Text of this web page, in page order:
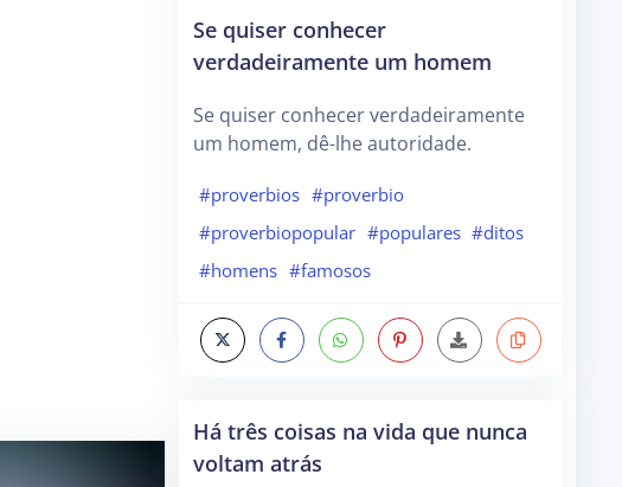
Se quiser conhecer
verdadeiramente um homem
Se quiser conhecer verdadeiramente
um homem, dê-lhe autoridade.
#proverbios #proverbio
#proverbiopopular #populares #ditos
#homens #famosos
Há três coisas na vida que nunca
voltam atrás